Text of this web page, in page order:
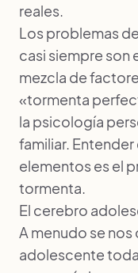
reales.
Los problemas
casi siempre son
mezcla de
«tormenta
la psicología
familiar.
elementos es el
tormenta.
El cerebro
A menudo se
adolescente